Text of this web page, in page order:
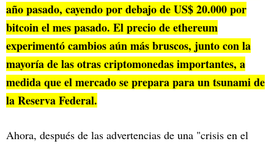
año pasado, cayendo por debajo de US$ 20.000 por
bitcoin el mes pasado. El precio de ethereum
experimentó cambios aún más bruscos, junto con la
mayoría de las otras criptomonedas importantes, a
medida que el mercado se prepara para untsunami de
la Reserva Federal.
Ahora, después de las advertencias de una "crisis en el